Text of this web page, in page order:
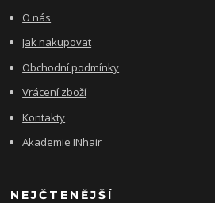
O nás
Jak nakupovat
Obchodní podmínky
Vrácení zboží
Kontakty
Akademie INhair
NEJČTENĚJŠÍ